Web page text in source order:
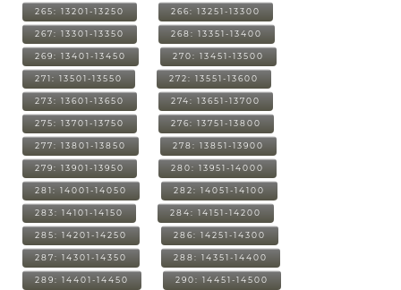
265: 13201-13250 266: 13251-13300
267: 13301-13350 268: 13351-13400
269: 13401-13450 270: 13451-13500
271: 13501-13550 272: 13551-13600
273: 13601-13650 274: 13651-13700
275: 13701-13750 276: 13751-13800
277: 13801-13850 278: 13851-13900
279: 13901-13950 280: 13951-14000
281: 14001-14050 282: 14051-14100
283: 14101-14150 284: 14151-14200
285: 14201-14250 286: 14251-14300
287: 14301-14350 288: 14351-14400
289: 14401-14450 290: 14451-14500